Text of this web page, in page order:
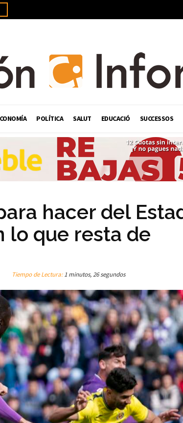
POLÍTICA SALUT EDUCACIÓ SUCCESSOS
hacer del
lo que resta de
Tiempo de Lectura:1 minutos, 26 segundos